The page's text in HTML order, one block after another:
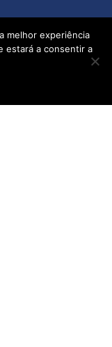
em
e
melhor experiência
estará a consentir a